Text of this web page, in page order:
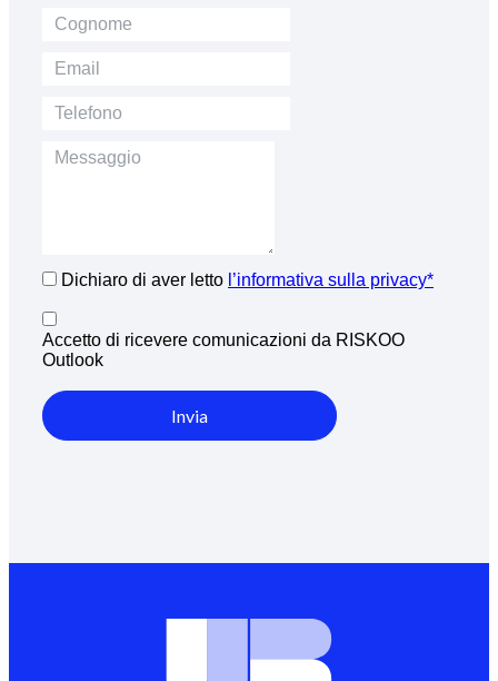
Dichiaro di aver letto l’informativa sulla privacy*
Accetto di ricevere comunicazioni da RISKOO
Outlook
Invia